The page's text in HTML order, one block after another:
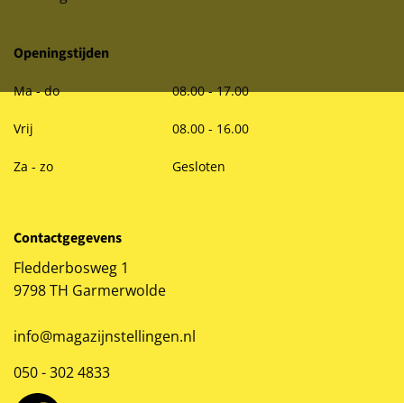
Openingstijden
Ma - do 08.00 - 17.00
Vrij 08.00 - 16.00
Za - zo Gesloten
Contactgegevens
Fledderbosweg 1
9798 TH Garmerwolde
info@magazijnstellingen.nl
050 - 302 4833